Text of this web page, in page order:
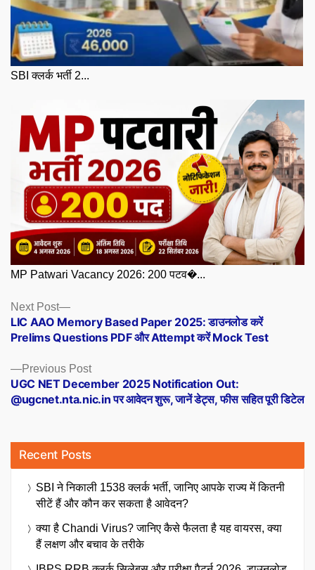
SBI क्लर्क भर्ती 2...
MP Patwari Vacancy 2026: 200 पटव�...
Posts
navigation
Previous PostPrevious
post:
UGC NET December 2025 Notification Out:
@ugcnet.nta.nic.in पर आवेदन शुरू, जानें डेट्स, फीस सहित पूरी डिटेल
Next Post
Next
post:
LIC AAO Memory Based Paper 2025: डाउनलोड करें
Prelims Questions PDF और Attempt करें Mock Test
Recent Posts
SBI ने निकाली 1538 क्लर्क भर्ती, जानिए आपके राज्य में कितनी
सीटें हैं और कौन कर सकता है आवेदन?
क्या है Chandi Virus? जानिए कैसे फैलता है यह वायरस, क्या
हैं लक्षण और बचाव के तरीके